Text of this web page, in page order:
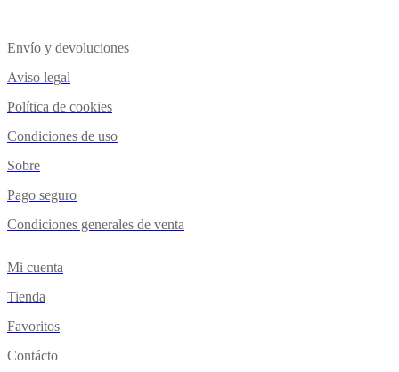
Envío y devoluciones
Aviso legal
Política de cookies
Condiciones de uso
Sobre
Pago seguro
Condiciones generales de venta
Mi cuenta
Tienda
Favoritos
Contácto